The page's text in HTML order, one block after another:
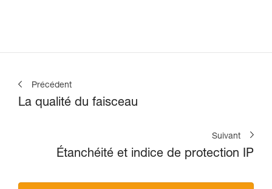
Précédent
La qualité du faisceau
Suivant
Étanchéité et indice de protection IP